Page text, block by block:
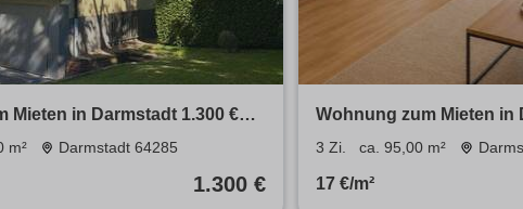
Mieten in Darmstadt 1.300 €
m² Darmstadt 64285
1.300 €
Wohnung zum Mieten in
m²
3 Zi. ca. 95,00 m²
17 €/m²